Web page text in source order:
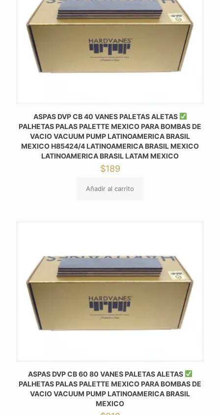
ASPAS DVP CB 40 VANES PALETAS ALETAS
PALHETAS PALAS PALETTE MEXICO PARA BOMBAS DE
VACIO VACUUM PUMP LATINOAMERICA BRASIL
MEXICO H85424/4 LATINOAMERICA BRASIL MEXICO
LATINOAMERICA BRASIL LATAM MEXICO
$189
Añadir al carrito
ASPAS DVP CB 60 80 VANES PALETAS ALETAS
PALHETAS PALAS PALETTE MEXICO PARA BOMBAS DE
VACIO VACUUM PUMP LATINOAMERICA BRASIL
MEXICO